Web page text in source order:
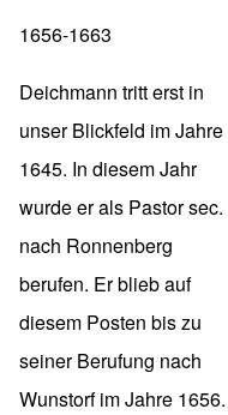
1656-1663
Deichmann tritt erst in
unser Blickfeld im Jahre
1645. In diesem Jahr
wurde er als Pastor sec.
nach Ronnenberg
berufen. Er blieb auf
diesem Posten bis zu
seiner Berufung nach
Wunstorf im Jahre 1656.